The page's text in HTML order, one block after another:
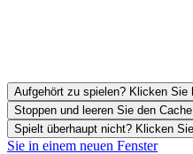
Aufgehört zu spielen? Klicken Sie
Stoppen und leeren Sie den Cache.
Spielt überhaupt nicht? Klicken
Sie in einem neuen Fenster